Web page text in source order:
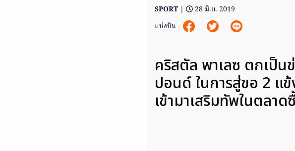
SPORT |
28 มิ.ย. 2019
แบ่งปัน
คริสตัล พาเลซ ตกเป็น
ปอนด์ ในการสู่ขอ 2 แ
เข้ามาเสริมทัพในตลา